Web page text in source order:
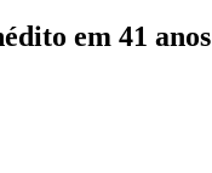
em 41 anos